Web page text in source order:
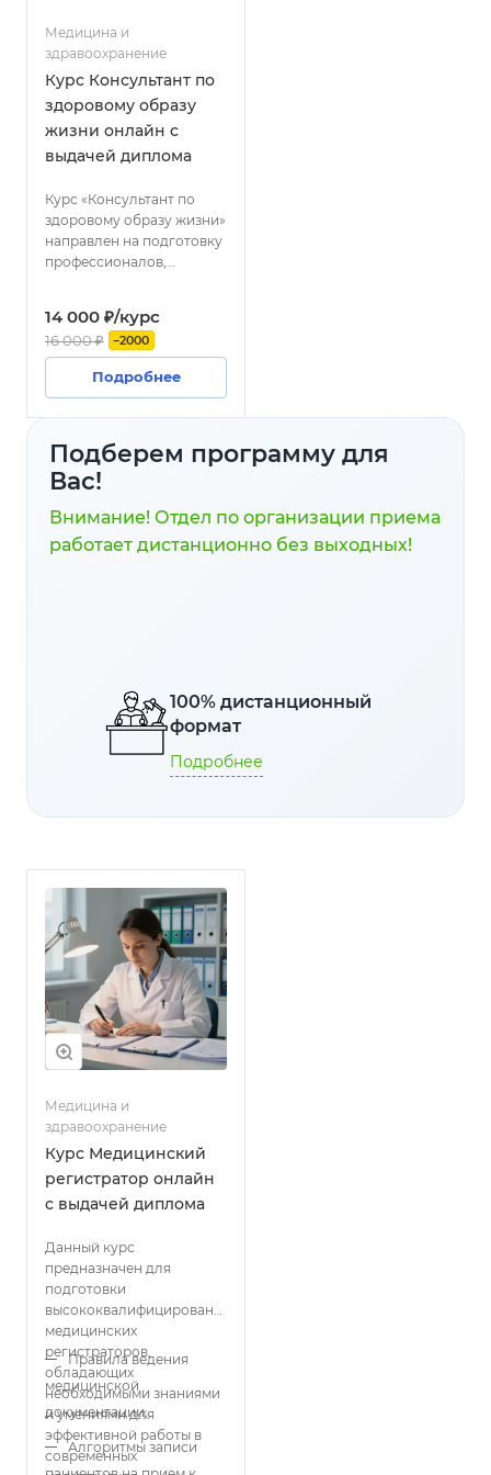
Практические навыки
оказания первой
медицинской помощи и
самопомощи.
Медицина и
здравоохранение
Курс Консультант по
здоровому образу
жизни онлайн с
выдачей диплома
Курс «Консультант по
здоровому образу жизни»
направлен на подготовку
профессионалов,
помощь людям в
вопросах правильного
активности и
включает изучение основ
физиологии человека,
принципов
рационального питания,
методов контроля веса и
управления стрессом.
разработки
персонализированных
результатов клиентов.
14 000 ₽/курс
16 000 ₽ −2000
Подробнее
Подберем программу для
Вас!
Внимание! Отдел по организации приема
работает дистанционно без выходных!
100% дистанционный
формат
Подробнее
Медицина и
здравоохранение
Курс Медицинский
регистратор онлайн
с выдачей диплома
Данный курс
предназначен для
подготовки
высококвалифицированных
медицинских
регистраторов,
обладающих
необходимыми знаниями
и умениями для
эффективной работы в
современных
Правила ведения
медицинской
документации;
Алгоритмы записи